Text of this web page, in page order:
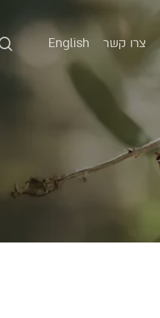
צרו קשר English